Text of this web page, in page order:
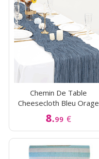
Chemin De Table
Cheesecloth Bleu Orage
8.99 €